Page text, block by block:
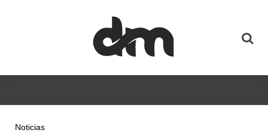
Noticias